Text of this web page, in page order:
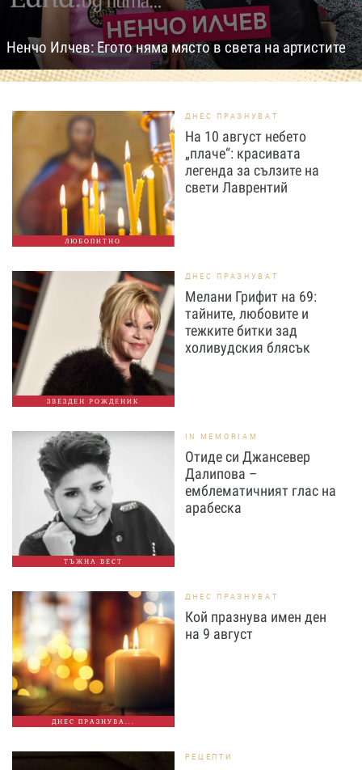
Ненчо Илчев: Егото няма място в света на артистите
ЛЮБОПИТНО
ДНЕС ПРАЗНУВАТ
На 10 август небето
„плаче“: красивата
легенда за сълзите на
свети Лаврентий
ЗВЕЗДЕН РОЖДЕНИК
ДНЕС ПРАЗНУВАТ
Мелани Грифит на 69:
тайните, любовите и
тежките битки зад
холивудския блясък
ТЪЖНА ВЕСТ
IN MEMORIAM
Отиде си Джансевер
Далипова –
емблематичният глас на
арабеска
ДНЕС ПРАЗНУВА...
ДНЕС ПРАЗНУВАТ
Кой празнува имен ден
на 9 август
РЕЦЕПТИ